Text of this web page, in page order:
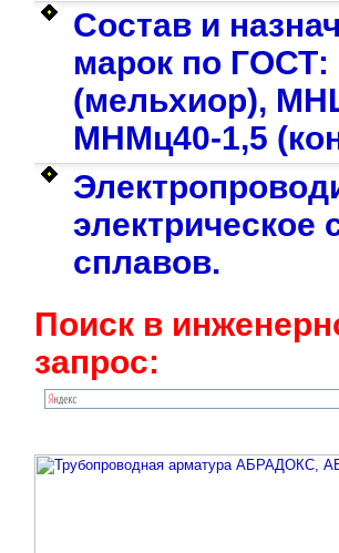
Состав и
марок по
(мельхиор),
МНМц40-1,5
электрическое
сплавов.
Поиск в
запрос: